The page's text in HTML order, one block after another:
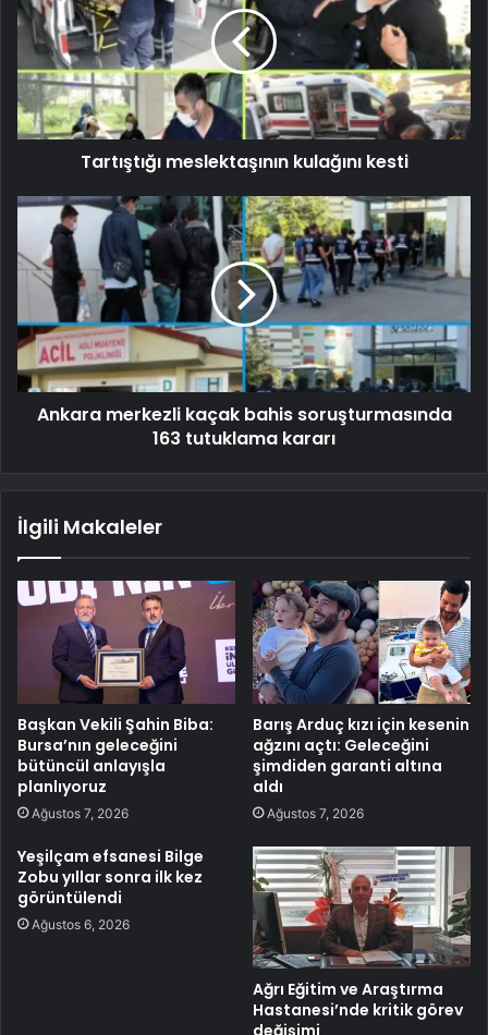
Tartıştığı meslektaşının kulağını kesti
Ankara merkezli kaçak bahis soruşturmasında
163 tutuklama kararı
İlgili Makaleler
Başkan Vekili Şahin Biba:
Bursa’nın geleceğini
bütüncül anlayışla
planlıyoruz
Ağustos 7, 2026
Barış Arduç kızı için kesenin
ağzını açtı: Geleceğini
şimdiden garanti altına
aldı
Ağustos 7, 2026
Yeşilçam efsanesi Bilge
Zobu yıllar sonra ilk kez
görüntülendi
Ağustos 6, 2026
Ağrı Eğitim ve Araştırma
Hastanesi’nde kritik görev